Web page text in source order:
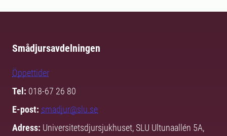
Smådjursavdelningen
Öppettider
Tel: 018-67 26 80
E-post: smadjur@slu.se
Adress: Universitetsdjursjukhuset, SLU Ultunaallén 5A,